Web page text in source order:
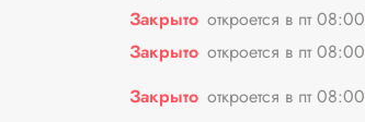
Закрыто откроется в пт 08:00
Закрыто откроется в пт 08:00
Закрыто откроется в пт 08:00